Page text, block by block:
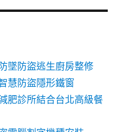
墜防盜逃生廚房整修
慧防盜隱形鐵窗
肥診所結合台北高級餐